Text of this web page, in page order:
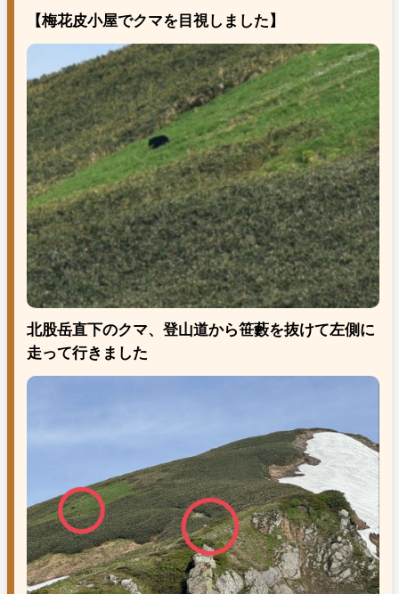
【梅花皮小屋でクマを目視しました】
北股岳直下のクマ、登山道から笹藪を抜けて左側に
走って行きました